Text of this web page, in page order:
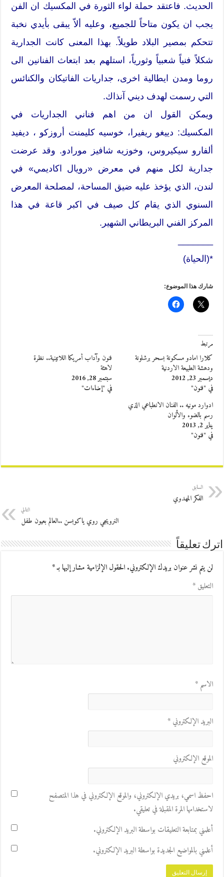
الحديث. فاعتقد حملة لواء الثورة في المكسيك ان الفن
يجب ان يكون متاحاً للجميع، وعليه ألاّ يبقى بأيدي نخبة
تتحكم بمصير البلاد طويلاً. بهذا المعنى كانت الجدارية
شكلاً فنياً شعبياً وثورياً، استلهم بعد ابتعاث الفنانين الى
روما ومدن ايطالية اخرى، جداريات الفاتيكان والكنائس
التي رسمت لهدف ديني آنذاك.
ويمكن القول ان من اهم فناني الجداريات في
المكسيك: دييغو ريفيرا، خوسيه كليمنت أروزكو ، ديفيد
ألفارو سيكيروس، وخوزيه شافيز مورادو. وقد عرضت
جدارية لكل منهم في معرض «رويال اكاديمي» في
لندن، الذي يؤخذ عليه ضيق المساحة، لمصلحة المعرض
السنوي الذي يقام كل صيف في اكبر قاعة في هذا
المركز الفني البريطاني الشهير.
*(الحياة)
شارك هذا الموضوع:
مرتبط
كلارا امادو مسكونة بسحر برشلونة
ودهشة الطبيعة الاردنية
ديسمبر 23, 2012
في "فنون"
فنون وآداب أمريكا اللاتينية.. نظرة
لاهثة
سبتمبر 28, 2016
في "إضاءات"
ادوارد مونيه .. الفنان الانطباعي الذي
رسم بالضوء والألوان
يناير 2, 2013
في "فنون"
السابق
الفكر المهدوي
التالي
النرويجي روي ياكوبسن ..العالم بعيون طفل
اترك تعليقاً
لن يتم نشر عنوان بريدك الإلكتروني.الحقول الإلزامية مشار إليها بـ*
التعليق*
الاسم*
البريد الإلكتروني*
الموقع الإلكتروني
احفظ اسمي، بريدي الإلكتروني، والموقع الإلكتروني في هذا المتصفح
لاستخدامها المرة المقبلة في تعليقي.
أعلمني بمتابعة التعليقات بواسطة البريد الإلكتروني.
أعلمني بالمواضيع الجديدة بواسطة البريد الإلكتروني.